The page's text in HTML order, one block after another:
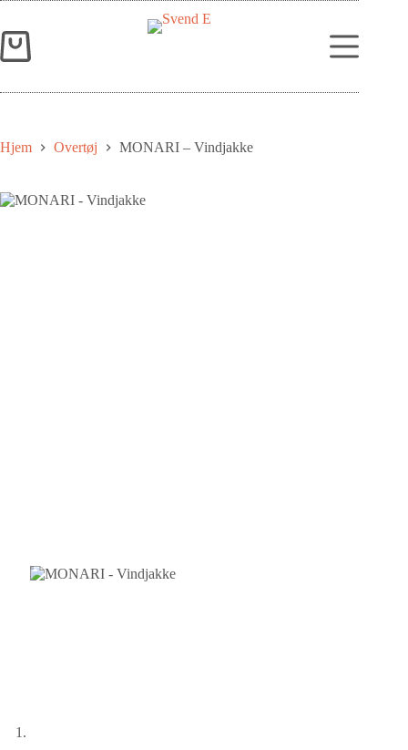
Hjem Overtøj MONARI – Vindjakke